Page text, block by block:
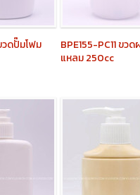
วดปั๊มโฟม
BPE155-PC11ขวด
แหลม 250cc